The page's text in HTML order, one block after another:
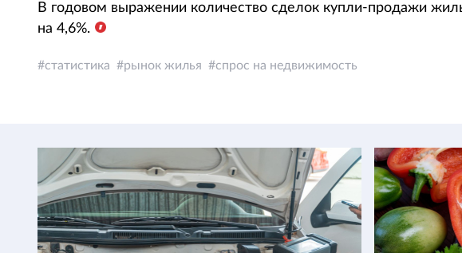
В годовом выражении количество сделок купли-продажи
на 4,6%.
статистика рынок жилья спрос на недвижимость